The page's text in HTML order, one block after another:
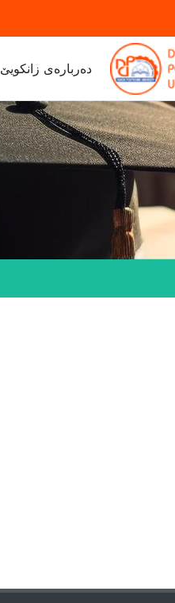
ده‌رباره‌ی زانكویێ